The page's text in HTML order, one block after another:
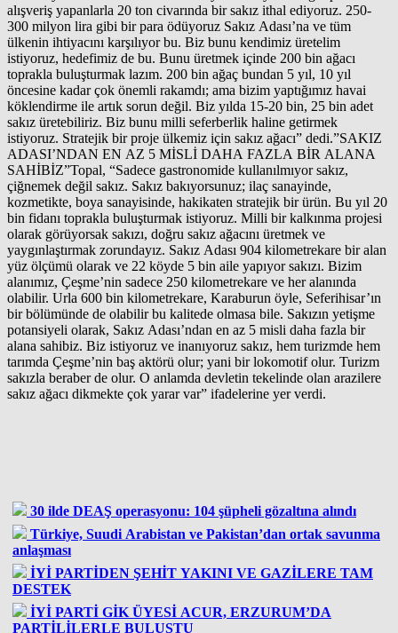
alışveriş yapanlarla 20 ton civarında bir sakız ithal ediyoruz. 250-
300 milyon lira gibi bir para ödüyoruz Sakız Adası’na ve tüm
ülkenin ihtiyacını karşılıyor bu. Biz bunu kendimiz üretelim
istiyoruz, hedefimiz de bu. Bunu üretmek içinde 200 bin ağacı
toprakla buluşturmak lazım. 200 bin ağaç bundan 5 yıl, 10 yıl
öncesine kadar çok önemli rakamdı; ama bizim yaptığımız havai
köklendirme ile artık sorun değil. Biz yılda 15-20 bin, 25 bin adet
sakız üretebiliriz. Biz bunu milli seferberlik haline getirmek
istiyoruz. Stratejik bir proje ülkemiz için sakız ağacı” dedi.”SAKIZ
ADASI’NDAN EN AZ 5 MİSLİ DAHA FAZLA BİR ALANA
SAHİBİZ”Topal, “Sadece gastronomide kullanılmıyor sakız,
çiğnemek değil sakız. Sakız bakıyorsunuz; ilaç sanayinde,
kozmetikte, boya sanayisinde, hakikaten stratejik bir ürün. Bu yıl 20
bin fidanı toprakla buluşturmak istiyoruz. Milli bir kalkınma projesi
olarak görüyorsak sakızı, doğru sakız ağacını üretmek ve
yaygınlaştırmak zorundayız. Sakız Adası 904 kilometrekare bir alan
yüz ölçümü olarak ve 22 köyde 5 bin aile yapıyor sakızı. Bizim
alanımız, Çeşme’nin sadece 250 kilometrekare ve her alanında
olabilir. Urla 600 bin kilometrekare, Karaburun öyle, Seferihisar’ın
bir bölümünde de olabilir bu kalitede olmasa bile. Sakızın yetişme
potansiyeli olarak, Sakız Adası’ndan en az 5 misli daha fazla bir
alana sahibiz. Biz istiyoruz ve inanıyoruz sakız, hem turizmde hem
tarımda Çeşme’nin baş aktörü olur; yani bir lokomotif olur. Turizm
sakızla beraber de olur. O anlamda devletin tekelinde olan arazilere
sakız ağacı dikmekte çok yarar var” ifadelerine yer verdi.
30 ilde DEAŞ operasyonu: 104 şüpheli gözaltına alındı
Türkiye, Suudi Arabistan ve Pakistan’dan ortak savunma
anlaşması
İYİ PARTİDEN ŞEHİT YAKINI VE GAZİLERE TAM
DESTEK
İYİ PARTİ GİK ÜYESİ ACUR, ERZURUM’DA
PARTİLİLERLE BULUŞTU